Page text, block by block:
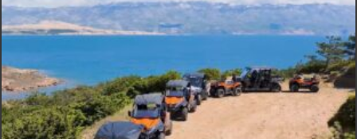
za
avanturu